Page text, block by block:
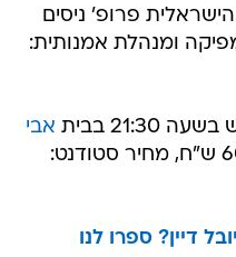
פרופ' ניסים
ומנהלת אמנותית:
בבית
אבי
בירושלים. מחיר כרטיס: 60 ש"ח, מחיר סטודנט:
דיין? ספרו לנו